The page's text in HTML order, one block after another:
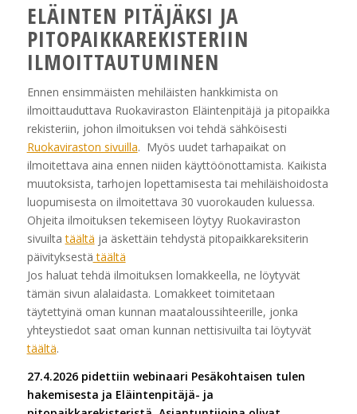
ELÄINTEN PITÄJÄKSI JA
PITOPAIKKAREKISTERIIN
ILMOITTAUTUMINEN
Ennen ensimmäisten mehiläisten hankkimista on
ilmoittauduttava Ruokaviraston Eläintenpitäjä ja pitopaikka
rekisteriin, johon ilmoituksen voi tehdä sähköisesti
Ruokaviraston sivuilla. Myös uudet tarhapaikat on
ilmoitettava aina ennen niiden käyttöönottamista. Kaikista
muutoksista, tarhojen lopettamisesta tai mehiläishoidosta
luopumisesta on ilmoitettava 30 vuorokauden kuluessa.
Ohjeita ilmoituksen tekemiseen löytyy Ruokaviraston
sivuiltatäältä ja äskettäin tehdystä pitopaikkareksiterin
päivityksestä täältä
Jos haluat tehdä ilmoituksen lomakkeella, ne löytyvät
tämän sivun alalaidasta. Lomakkeet toimitetaan
täytettyinä oman kunnan maataloussihteerille, jonka
yhteystiedot saat oman kunnan nettisivuilta tai löytyvät
täältä.
27.4.2026 pidettiin webinaari Pesäkohtaisen tulen
hakemisesta ja Eläintenpitäjä- ja